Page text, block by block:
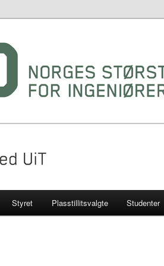
ved UIT
Styret Plasstillitsvalgte Studenter